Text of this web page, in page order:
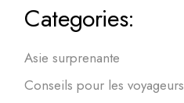
Categories:
Asie surprenante
Conseils pour les voyageurs